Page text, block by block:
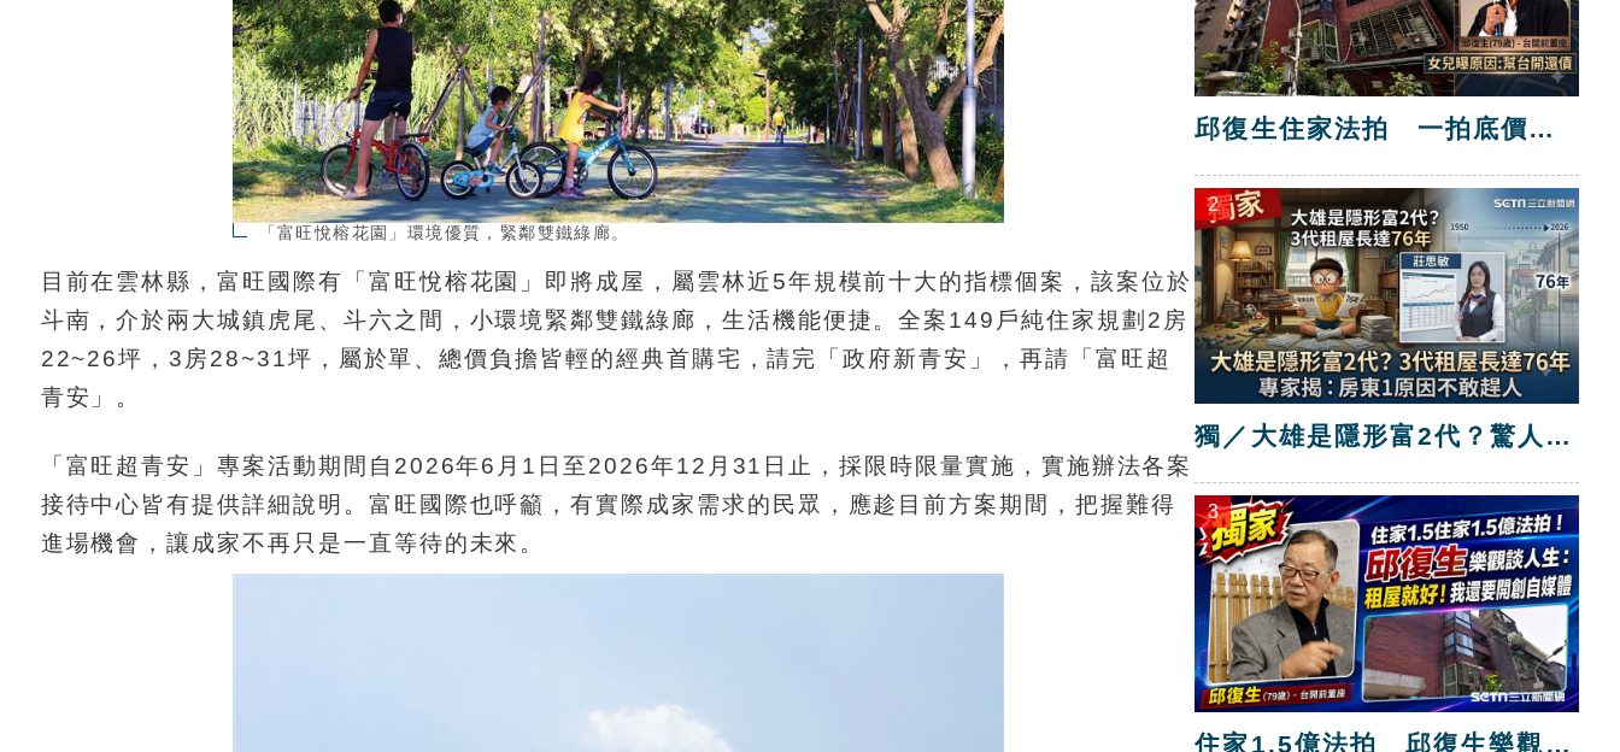
「富旺悅榕花園」環境優質，緊鄰雙鐵綠廊。
目前在雲林縣，富旺國際有「富旺悅榕花園」即將成屋，屬雲林近5年規模前十大的指標個案，該案位於
斗南，介於兩大城鎮虎尾、斗六之間，小環境緊鄰雙鐵綠廊，生活機能便捷。全案149戶純住家規劃2房
22~26坪，3房28~31坪，屬於單、總價負擔皆輕的經典首購宅，請完「政府新青安」，再請「富旺超
青安」。
「富旺超青安」專案活動期間自2026年6月1日至2026年12月31日止，採限時限量實施，實施辦法各案
接待中心皆有提供詳細說明。富旺國際也呼籲，有實際成家需求的民眾，應趁目前方案期間，把握難得
進場機會，讓成家不再只是一直等待的未來。
邱復生住家法拍 一拍底價
2
獨／大雄是隱形富2代？驚人真
3
住家1.5億法拍 邱復生樂觀